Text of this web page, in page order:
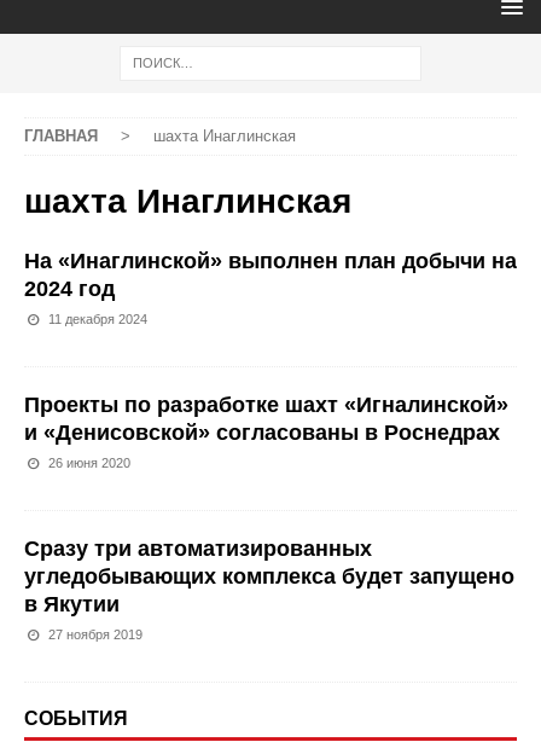
ГЛАВНАЯ > шахта Инаглинская
шахта Инаглинская
На «Инаглинской» выполнен план добычи на
2024 год
11 декабря 2024
Проекты по разработке шахт «Игналинской»
и «Денисовской» согласованы в Роснедрах
26 июня 2020
Сразу три автоматизированных
угледобывающих комплекса будет запущено
в Якутии
27 ноября 2019
СОБЫТИЯ